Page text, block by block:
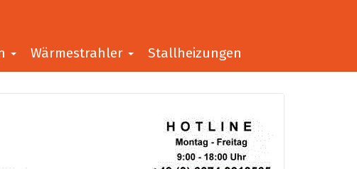
Wärmestrahler Stallheizungen